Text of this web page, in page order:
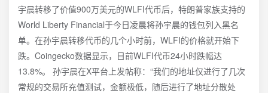
宇晨转移了价值900万美元的WLFI代币后，特朗普家族支持的
World Liberty Financial于今日凌晨将孙宇晨的钱包列入黑名
单。在孙宇晨转移代币的几个小时前，WLFI的价格就开始下
跌。Coingecko数据显示，目前WLFI代币24小时跌幅达
13.8%。 孙宇晨在X平台上发帖称：“我们的地址仅进行了几次
常规的交易所充值测试，金额极低，随后进行了地址分散处